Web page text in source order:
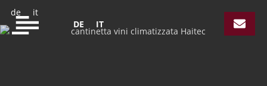
de
it
DE
IT